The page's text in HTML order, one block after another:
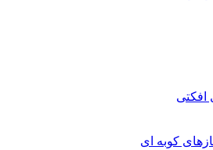
افکتی
کوبه ای